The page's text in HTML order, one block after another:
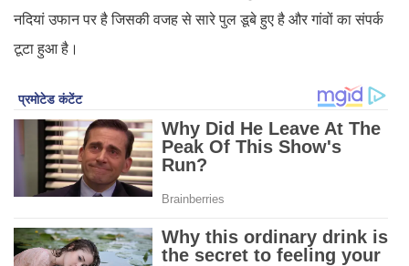
नदियां उफान पर है जिसकी वजह से सारे पुल डूबे हुए है और गांवों का संपर्क
टूटा हुआ है।